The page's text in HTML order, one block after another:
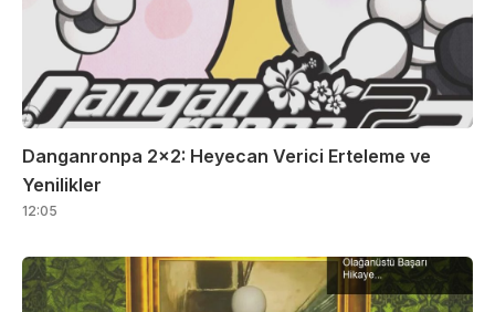
Danganronpa 2×2: Heyecan Verici Erteleme ve
Yenilikler
12:05